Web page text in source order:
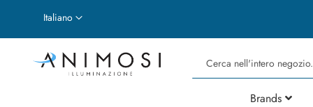
Lingua
Italiano
Cerca
Brands